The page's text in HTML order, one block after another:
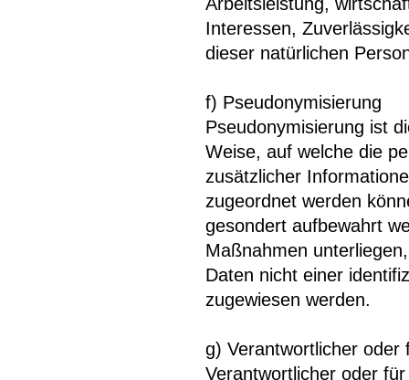
Interessen,
dieser natürlichen
f) Pseudonymisierung
Pseudonymisierung ist
Weise, auf welche die
zusätzlicher
zugeordnet werden
gesondert aufbewahrt
Maßnahmen
Daten nicht einer
zugewiesen werden.
g) Verantwortlicher oder
Verantwortlicher oder